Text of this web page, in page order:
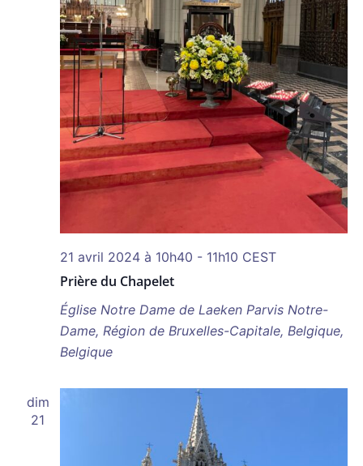
Prière du Chapelet
21 avril 2024 à 10h40 - 11h10 CEST
Église Notre Dame de Laeken Parvis Notre-
Dame, Région de Bruxelles-Capitale, Belgique,
Belgique
dim
21